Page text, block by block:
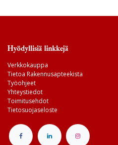
Hyödyllisiä linkkejä
Verkkokauppa
Tietoa Rakennusapteekista
Työohjeet
Yhteystiedot
Toimitusehdot
Tietosuojaseloste